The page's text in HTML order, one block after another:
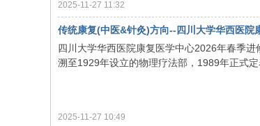
2025-11-27 11:32
传统康复(中医&针灸)方向--四川大学华西医院
四川大学华西医院康复医学中心2026年春季
溯至1929年设立的物理疗法部，1989年正式
2025-11-27 10:49